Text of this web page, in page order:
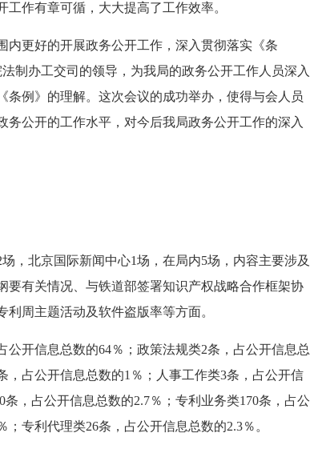
作有章可循，大大提高了工作效率。
内更好的开展政务公开工作，深入贯彻落实《条
制办工交司的领导，为我局的政务公开工作人员深入
例》的理解。这次会议的成功举办，使得与会人员
公开的工作水平，对今后我局政务公开工作的深入
，北京国际新闻中心1场，在局内5场，内容主要涉及
有关情况、与铁道部签署知识产权战略合作框架协
周主题活动及软件盗版率等方面。
公开信息总数的64％；政策法规类2条，占公开信息总
，占公开信息总数的1％；人事工作类3条，占公开信
，占公开信息总数的2.7％；专利业务类170条，占公
专利代理类26条，占公开信息总数的2.3％。